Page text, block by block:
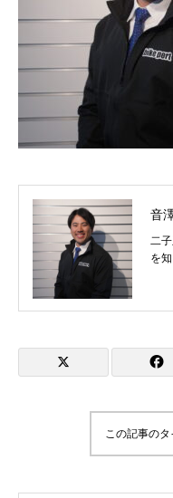
音
二
を
この記事の